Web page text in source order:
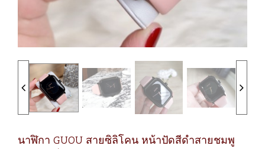
นาฬิกา GUOU สายซิลิโคน หน้าปัดสีดำสายชมพู